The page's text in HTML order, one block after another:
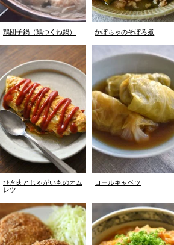
鶏団子鍋（鶏つくね鍋） かぼちゃのそぼろ煮
ひき肉とじゃがいものオム
レツ
ロールキャベツ